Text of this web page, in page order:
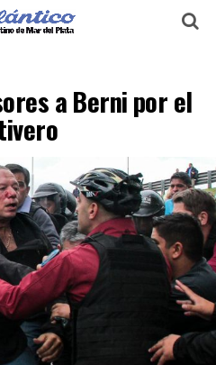
a Berni por el